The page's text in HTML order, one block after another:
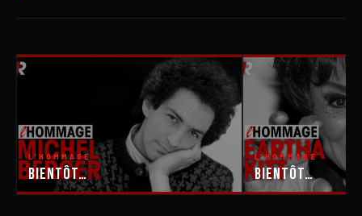
L'HOMMAGE
Bientôt…
L'HOMMAGE
Bientôt…